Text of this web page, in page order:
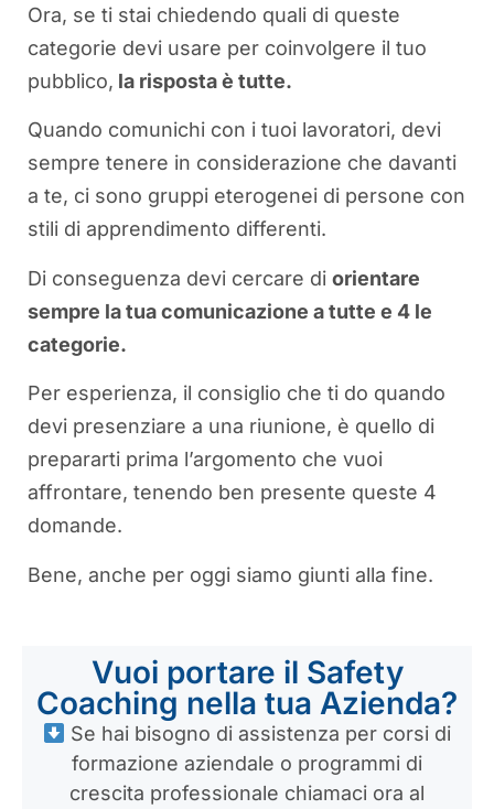
Ora, se ti stai chiedendo quali di queste
categorie devi usare per coinvolgere il tuo
pubblico, la risposta è tutte.
Quando comunichi con i tuoi lavoratori, devi
sempre tenere in considerazione che davanti
a te, ci sono gruppi eterogenei di persone con
stili di apprendimento differenti.
Di conseguenza devi cercare di orientare
sempre la tua comunicazione a tutte e 4 le
categorie.
Per esperienza, il consiglio che ti do quando
devi presenziare a una riunione, è quello di
prepararti prima l’argomento che vuoi
affrontare, tenendo ben presente queste 4
domande.
Bene, anche per oggi siamo giunti alla fine.
Vuoi portare il Safety
Coaching nella tua Azienda?
Se hai bisogno di assistenza per corsi di
formazione aziendale o programmi di
crescita professionale chiamaci ora al